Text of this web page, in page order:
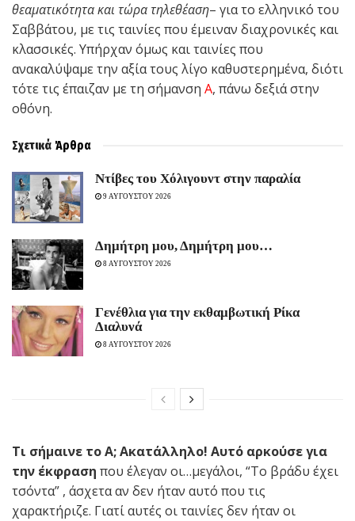
θεαματικότητα και τώρα τηλεθέαση– για το ελληνικό του
Σαββάτου, με τις ταινίες που έμειναν διαχρονικές και
κλασσικές. Υπήρχαν όμως και ταινίες που
ανακαλύψαμε την αξία τους λίγο καθυστερημένα, διότι
τότε τις έπαιζαν με τη σήμανση Α, πάνω δεξιά στην
οθόνη.
Σχετικά Άρθρα
Ντίβες του Χόλιγουντ στην παραλία
9 ΑΥΓΟΥΣΤΟΥ 2026
Δημήτρη μου, Δημήτρη μου…
8 ΑΥΓΟΥΣΤΟΥ 2026
Γενέθλια για την εκθαμβωτική Ρίκα
Διαλυνά
8 ΑΥΓΟΥΣΤΟΥ 2026
Τι σήμαινε το Α; Ακατάλληλο! Αυτό αρκούσε για
την έκφραση που έλεγαν οι…μεγάλοι, “Το βράδυ έχει
τσόντα” , άσχετα αν δεν ήταν αυτό που τις
χαρακτήριζε. Γιατί αυτές οι ταινίες δεν ήταν οι